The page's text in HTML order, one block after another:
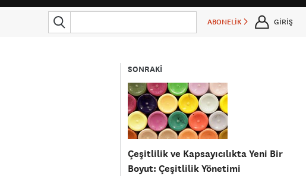
ABONELİK GİRİŞ
SONRAKİ
Çeşitlilik ve Kapsayıcılıkta Yeni Bir
Boyut: Çeşitlilik Yönetimi